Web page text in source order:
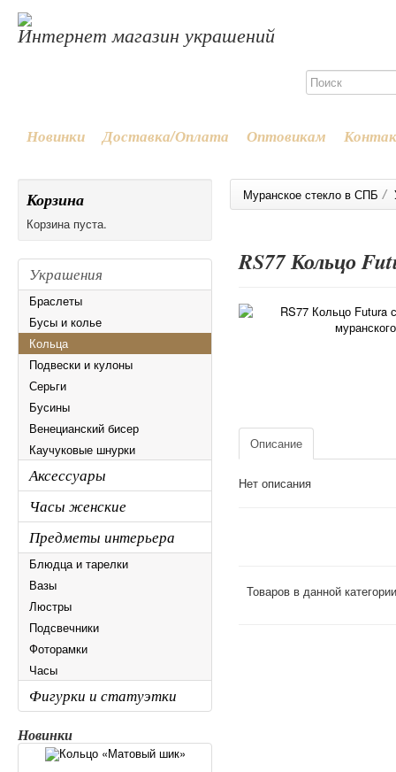
Интернет магазин украшений
Новинки Доставка/Оплата Оптовикам
Корзина
Корзина пуста.
Украшения
Браслеты
Бусы и колье
Кольца
Подвески и кулоны
Серьги
Бусины
Венецианский бисер
Каучуковые шнурки
Аксессуары
Часы женские
Предметы интерьера
Блюдца и тарелки
Вазы
Люстры
Подсвечники
Фоторамки
Часы
Фигурки и статуэтки
Новинки
Муранское стекло в СПБ /
RS77 Кольцо
Описание
Нет описания
Товаров в данной